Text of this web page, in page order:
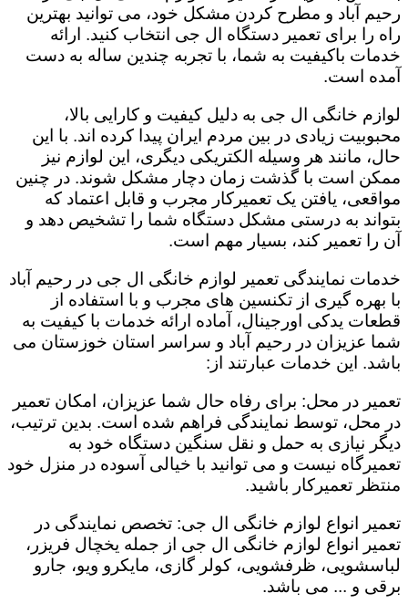
رحیم ‌آباد و مطرح کردن مشکل خود، می توانید بهترین
راه را برای تعمیر دستگاه ال جی انتخاب کنید. ارائه
خدمات باکیفیت به شما، با تجربه چندین ساله به دست
آمده است.
لوازم خانگی ال جی به دلیل کیفیت و کارایی بالا،
محبوبیت زیادی در بین مردم ایران پیدا کرده اند. با این
حال، مانند هر وسیله الکتریکی دیگری، این لوازم نیز
ممکن است با گذشت زمان دچار مشکل شوند. در چنین
مواقعی، یافتن یک تعمیرکار مجرب و قابل اعتماد که
بتواند به درستی مشکل دستگاه شما را تشخیص دهد و
آن را تعمیر کند، بسیار مهم است.
خدمات نمایندگی تعمیر لوازم خانگی ال جی در رحیم ‌آباد
با بهره گیری از تکنسین های مجرب و با استفاده از
قطعات یدکی اورجینال، آماده ارائه خدمات با کیفیت به
شما عزیزان در رحیم ‌آباد و سراسر استان خوزستان می
باشد. این خدمات عبارتند از:
تعمیر در محل: برای رفاه حال شما عزیزان، امکان تعمیر
در محل، توسط نمایندگی فراهم شده است. بدین ترتیب،
دیگر نیازی به حمل و نقل سنگین دستگاه خود به
تعمیرگاه نیست و می توانید با خیالی آسوده در منزل خود
منتظر تعمیرکار باشید.
تعمیر انواع لوازم خانگی ال جی: تخصص نمایندگی در
تعمیر انواع لوازم خانگی ال جی از جمله یخچال فریزر،
لباسشویی، ظرفشویی، کولر گازی، مایکرو ویو، جارو
برقی و ... می باشد.